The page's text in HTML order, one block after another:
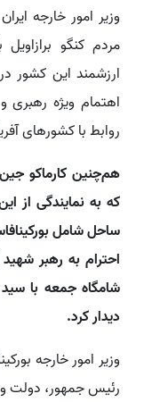
وزیر امور خارجه
مردم کنگو
ارزشمند این کشور
اهتمام ویژه
روابط با کشورهای
هم‌چنین کارماکو جین
که به نمایندگی از
ساحل شامل
احترام به رهبر
شامگاه جمعه با
دیدار کرد.
وزیر امور خارجه
رئیس جمهور، دولت